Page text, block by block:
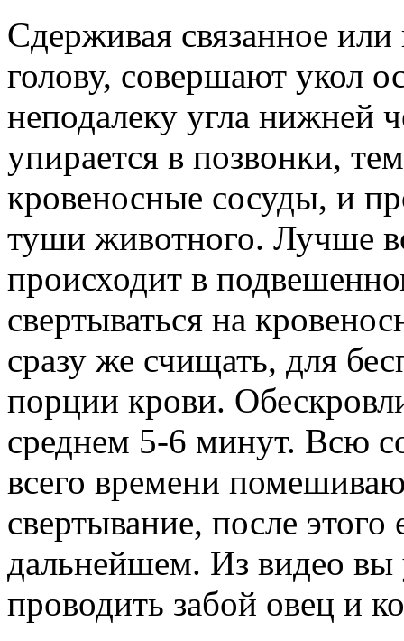
Сдерживая связанное
голову, совершают укол
неподалеку угла нижней
упирается в позвонки,
кровеносные сосуды, и
туши животного. Лучше
происходит в
свертываться на
сразу же счищать, для
порции крови.
среднем 5-6 минут. Всю
всего времени
свертывание, после
дальнейшем. Из видео вы
проводить забой овец и